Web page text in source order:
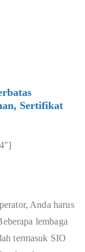
Sertifikat
Anda harus
lembaga
termasuk SIO